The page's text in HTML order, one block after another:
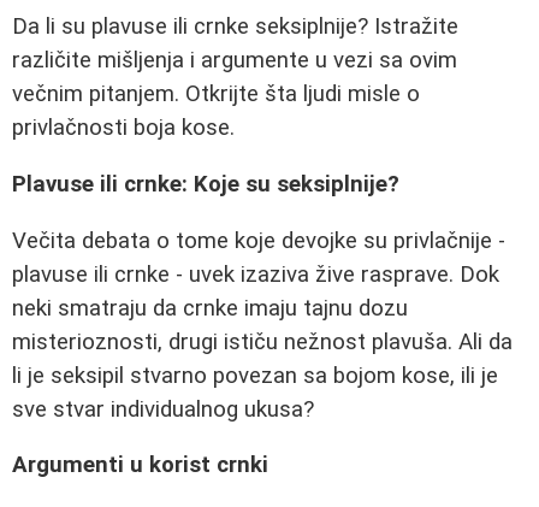
Da li su plavuse ili crnke seksiplnije? Istražite
različite mišljenja i argumente u vezi sa ovim
večnim pitanjem. Otkrijte šta ljudi misle o
privlačnosti boja kose.
Plavuse ili crnke: Koje su seksiplnije?
Večita debata o tome koje devojke su privlačnije -
plavuse ili crnke - uvek izaziva žive rasprave. Dok
neki smatraju da crnke imaju tajnu dozu
misterioznosti, drugi ističu nežnost plavuša. Ali da
li je seksipil stvarno povezan sa bojom kose, ili je
sve stvar individualnog ukusa?
Argumenti u korist crnki